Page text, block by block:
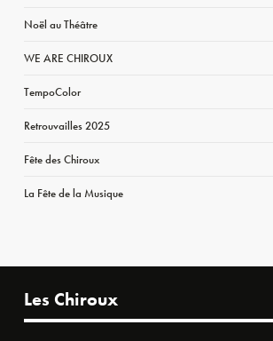
Noël au Théâtre
WE ARE CHIROUX
TempoColor
Retrouvailles 2025
Fête des Chiroux
La Fête de la Musique
Les Chiroux